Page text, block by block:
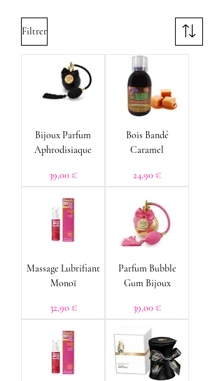
Filtrer
Bijoux Parfum
Aphrodisiaque
Prix
39,00 €
Bois Bandé
Caramel
Prix
24,90 €
Massage Lubrifiant
Monoï
Prix
32,90 €
Parfum Bubble
Gum Bijoux
Prix
39,00 €